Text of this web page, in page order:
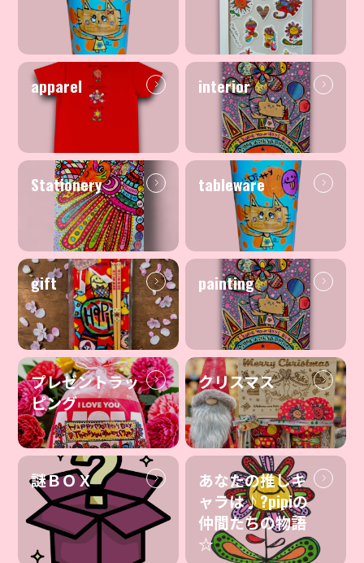
apparel interior
Stationery tableware
gift painting
プレゼントラッ
ピング
クリスマス
謎ＢＯＸ
あなたの推しキ
ャラは♪?pipiの
仲間たちの物語
☆